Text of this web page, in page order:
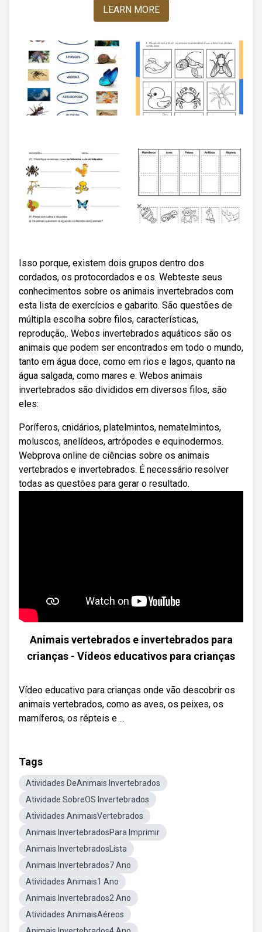
LEARN MORE
Isso porque, existem dois grupos dentro dos
cordados, os protocordados e os. Webteste seus
conhecimentos sobre os animais invertebrados com
esta lista de exercícios e gabarito. São questões de
múltipla escolha sobre filos, características,
reprodução,. Webos invertebrados aquáticos são os
animais que podem ser encontrados em todo o mundo,
tanto em água doce, como em rios e lagos, quanto na
água salgada, como mares e. Webos animais
invertebrados são divididos em diversos filos, são
eles:
Poríferos, cnidários, platelmintos, nematelmintos,
moluscos, anelídeos, artrópodes e equinodermos.
Webprova online de ciências sobre os animais
vertebrados e invertebrados. É necessário resolver
todas as questões para gerar o resultado.
Animais vertebrados e invertebrados para
crianças - Vídeos educativos para crianças
Vídeo educativo para crianças onde vão descobrir os
animais vertebrados, como as aves, os peixes, os
mamíferos, os répteis e ...
Tags
Atividades DeAnimais Invertebrados
Atividade SobreOS Invertebrados
Atividades AnimaisVertebrados
Animais InvertebradosPara Imprimir
Animais InvertebradosLista
Animais Invertebrados7 Ano
Atividades Animais1 Ano
Animais Invertebrados2 Ano
Atividades AnimaisAéreos